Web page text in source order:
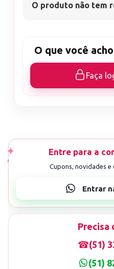
O produto não tem
O que você
Faça
Precisa
☎(51)
(51)